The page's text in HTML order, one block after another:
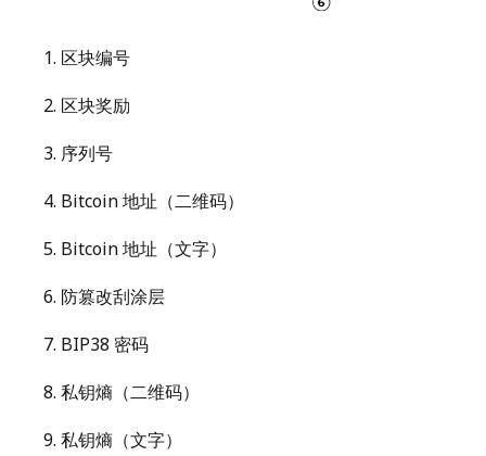
1. 区块编号
2. 区块奖励
3. 序列号
4. Bitcoin 地址（二维码）
5. Bitcoin 地址（文字）
6. 防篡改刮涂层
7. BIP38 密码
8. 私钥熵（二维码）
9. 私钥熵（文字）